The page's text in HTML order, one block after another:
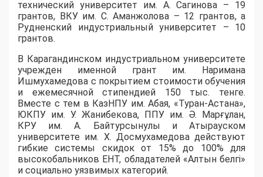
технический университет им. А. Сагинова – 19
грантов, ВКУ им. С. Аманжолова – 12 грантов, а
Рудненский индустриальный университет – 10
грантов.
​В Карагандинском индустриальном университете
учрежден именной грант им. Наримана
Ишмухамедова с покрытием стоимости обучения
и ежемесячной стипендией 150 тыс. тенге.
Вместе с тем в КазНПУ им. Абая, «Туран-Астана»,
ЮКПУ им. У. Жанибекова, ППУ им. Ә. Марғұлан,
КРУ им. А. Байтурсынулы и Атырауском
университете им. Х. Досмухамедова действуют
гибкие системы скидок от 15% до 100% для
высокобальников ЕНТ, обладателей «Алтын белгі»
и социально уязвимых категорий.